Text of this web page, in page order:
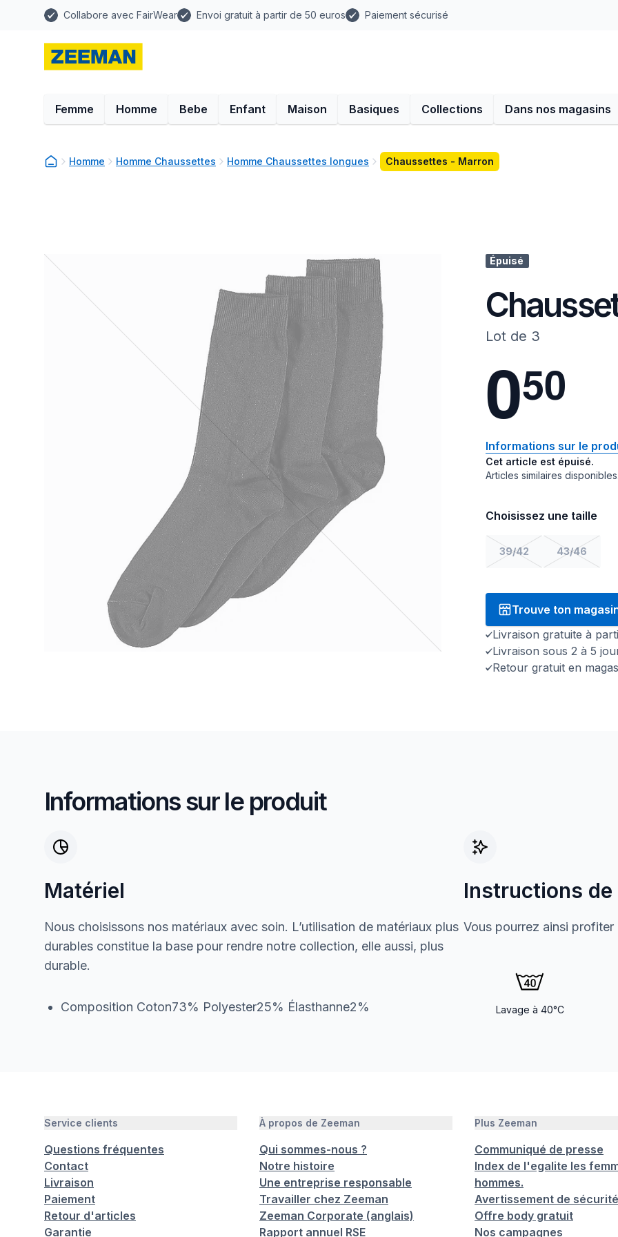
Collabore avec FairWear Envoi gratuit à partir de 50 euros Paiement sécurisé
Femme Homme Bebe Enfant Maison Basiques Collections Dans nos magasins
Homme Homme Chaussettes Homme Chaussettes longues Chaussettes - Marron
Épuisé
Lot de 3
050
Informations sur le
Cet article est épuisé.
Articles similaires disponibles.
Choisissez une taille
39/42 43/46
Trouve ton
Livraison gratuite à
Livraison sous 2 à 5
Retour gratuit en
Informations sur le produit
Matériel
Nous choisissons nos matériaux avec soin. L’utilisation de matériaux plus
durables constitue la base pour rendre notre collection, elle aussi, plus
durable.
Composition Coton73% Polyester25% Élasthanne2%
Instructions
Vous pourrez ainsi
Lavage à 40°C
Service clients
Questions fréquentes
Contact
Livraison
Paiement
Retour d'articles
Garantie
À propos de Zeeman
Qui sommes-nous ?
Notre histoire
Une entreprise responsable
Travailler chez Zeeman
Zeeman Corporate (anglais)
Rapport annuel RSE
Plus Zeeman
Communiqué de presse
Index de l'egalite les
hommes.
Avertissement de sécurité
Offre body gratuit
Nos campagnes